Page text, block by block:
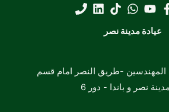
عيادة مدينة نصر
المهندسين -طريق النصر امام قسم
نصر و باندا - دور 6